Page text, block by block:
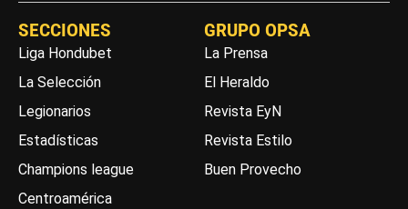
SECCIONES
Liga Hondubet
La Selección
Legionarios
Estadísticas
Champions league
Centroamérica
GRUPO OPSA
La Prensa
El Heraldo
Revista EyN
Revista Estilo
Buen Provecho